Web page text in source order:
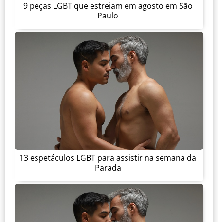
9 peças LGBT que estreiam em agosto em São
Paulo
13 espetáculos LGBT para assistir na semana da
Parada